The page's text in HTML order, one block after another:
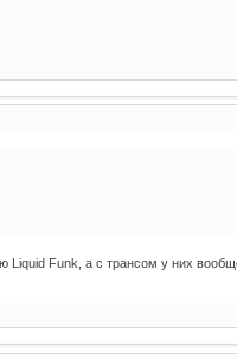
Liquid Funk, а с трансом у них